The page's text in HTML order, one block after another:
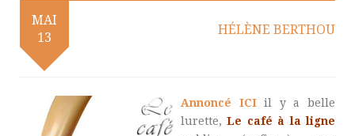
MAI
13
HÉLÈNE BERTHOU
Annoncé ICIil y a belle
lurette,Le café à la ligne